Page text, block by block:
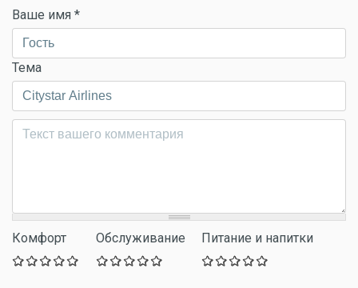
Ваше имя *
Тема
Комментарий*
Комфорт Обслуживание Питание и напитки